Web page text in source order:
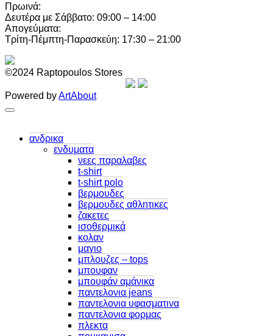
Πρωινά:
Δευτέρα με Σάββατο: 09:00 – 14:00
Απογεύματα:
Τρίτη-Πέμπτη-Παρασκεύη: 17:30 – 21:00
©2024 Raptopoulos Stores
Powered byArtAbout
ανδρικα
ενδυματα
νεες παραλαβες
t-shirt
t-shirt polo
βερμουδες
βερμουδες αθλητικες
ζακετες
ισοθερμικά
κολαν
μαγιο
μπλουζες – tops
μπουφαν
μπουφάν αμάνικα
παντελονια jeans
παντελονια υφασματινα
παντελονια φορμας
πλεκτα